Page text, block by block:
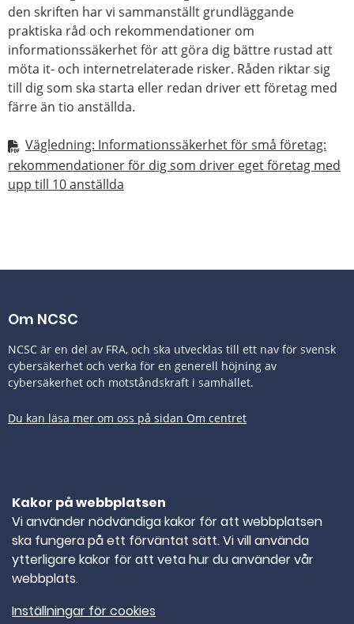
den skriften har vi sammanställt grundläggande
praktiska råd och rekommendationer om
informationssäkerhet för att göra dig bättre rustad att
möta it- och internetrelaterade risker. Råden riktar sig
till dig som ska starta eller redan driver ett företag med
färre än tio anställda.
Vägledning: Informationssäkerhet för små företag:
rekommendationer för dig som driver eget företag med
upp till 10 anställda
Om NCSC
NCSC är en del av FRA, och ska utvecklas till ett nav för svensk
cybersäkerhet och verka för en generell höjning av
cybersäkerhet och motståndskraft i samhället.
Du kan läsa mer om oss på sidan Om centret
Kontakta oss
TELEFONNUMMER
010-382 80 00
E-POST
Kakor på webbplatsen
Vi använder nödvändiga kakor för att webbplatsen
ska fungera på ett förväntat sätt. Vi vill använda
ytterligare kakor för att veta hur du använder vår
webbplats.
Inställningar för cookies